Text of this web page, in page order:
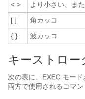
< >
より小さい、ま
[ ]
角カッコ
{ }
波カッコ
キーストロー
次の表に、EXEC モー
両方で使用されるコマ